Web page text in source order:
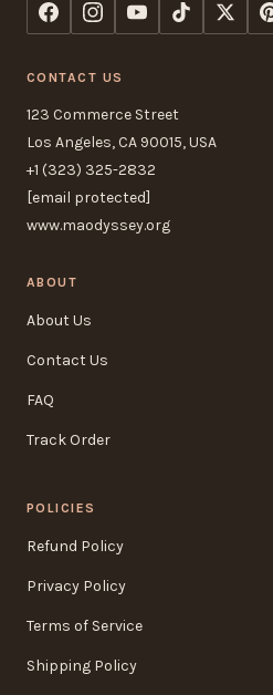
CONTACT US
123 Commerce Street
Los Angeles, CA 90015, USA
+1 (323) 325-2832
[email protected]
www.maodyssey.org
ABOUT
About Us
Contact Us
FAQ
Track Order
POLICIES
Refund Policy
Privacy Policy
Terms of Service
Shipping Policy